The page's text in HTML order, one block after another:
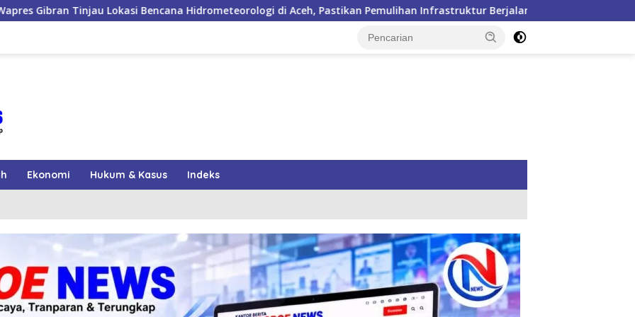
Hidrometeorologi di Aceh, Pastikan Pemulihan Infrastruktur Berjalan Banjir Meluas di Sumbar, Mahyeldi
Ekonomi Hukum & Kasus Indeks